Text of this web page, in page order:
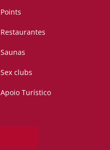
Points
Restaurantes
Saunas
Sex clubs
Apoio Turístico